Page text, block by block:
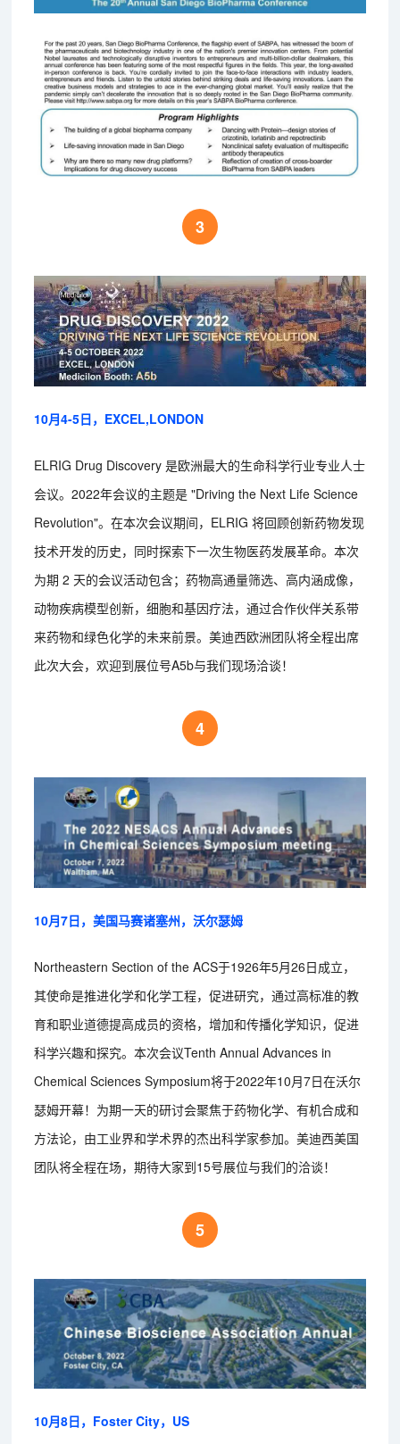
3
10月4-5日，EXCEL,LONDON
ELRIG Drug Discovery 是欧洲最大的生命科学行业专业人士
会议。2022年会议的主题是 "Driving the Next Life Science
Revolution"。在本次会议期间，ELRIG 将回顾创新药物发现
技术开发的历史，同时探索下一次生物医药发展革命。本次
为期 2 天的会议活动包含；药物高通量筛选、高内涵成像，
动物疾病模型创新，细胞和基因疗法，通过合作伙伴关系带
来药物和绿色化学的未来前景。美迪西欧洲团队将全程出席
此次大会，欢迎到展位号A5b与我们现场洽谈！
4
10月7日，美国马赛诸塞州，沃尔瑟姆
Northeastern Section of the ACS于1926年5月26日成立，
其使命是推进化学和化学工程，促进研究，通过高标准的教
育和职业道德提高成员的资格，增加和传播化学知识，促进
科学兴趣和探究。本次会议Tenth Annual Advances in
Chemical Sciences Symposium将于2022年10月7日在沃尔
瑟姆开幕！为期一天的研讨会聚焦于药物化学、有机合成和
方法论，由工业界和学术界的杰出科学家参加。美迪西美国
团队将全程在场，期待大家到15号展位与我们的洽谈！
5
10月8日，Foster City，US